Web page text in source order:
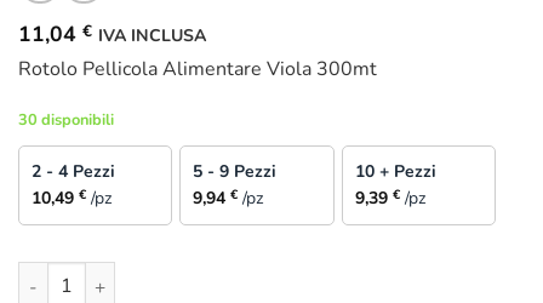
11,04 € IVA INCLUSA
Rotolo Pellicola Alimentare Viola 300mt
30 disponibili
2 - 4 Pezzi
10,49 € /pz
5 - 9 Pezzi
9,94€ /pz
10 + Pezzi
9,39 €/pz
Rotolo Pellicola Alimentare Viola 300mt quantità